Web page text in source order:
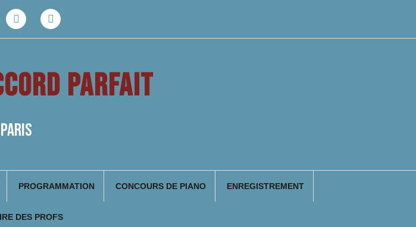
PARFAIT
PARIS
PROGRAMMATION CONCOURS DE PIANO ENREGISTREMENT
DES PROFS